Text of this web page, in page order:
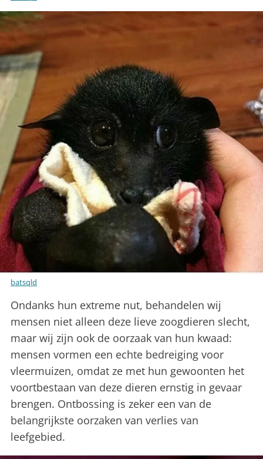
batsqld
Ondanks hun extreme nut, behandelen wij
mensen niet alleen deze lieve zoogdieren slecht,
maar wij zijn ook de oorzaak van hun kwaad:
mensen vormen een echte bedreiging voor
vleermuizen, omdat ze met hun gewoonten het
voortbestaan ​​van deze dieren ernstig in gevaar
brengen. Ontbossing is zeker een van de
belangrijkste oorzaken van verlies van
leefgebied.